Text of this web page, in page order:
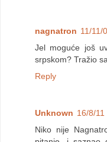
nagnatron 11/11/
Jel moguće još
srpskom? Tražio
Reply
Unknown 16/8/11
Niko nije